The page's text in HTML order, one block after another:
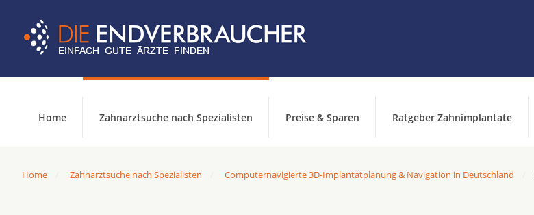
Home Zahnarztsuche nach Spezialisten Preise & Sparen Ratgeber Zahnimplantate
Home Zahnarztsuche nach Spezialisten Computernavigierte 3D-Implantatplanung & Navigation in Deutschland